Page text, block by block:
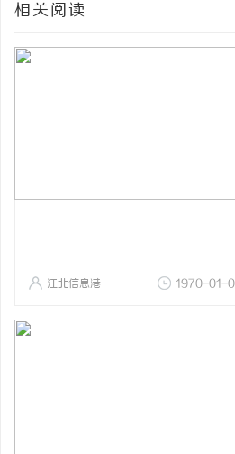
相关阅读
江北信息港 1970-01-